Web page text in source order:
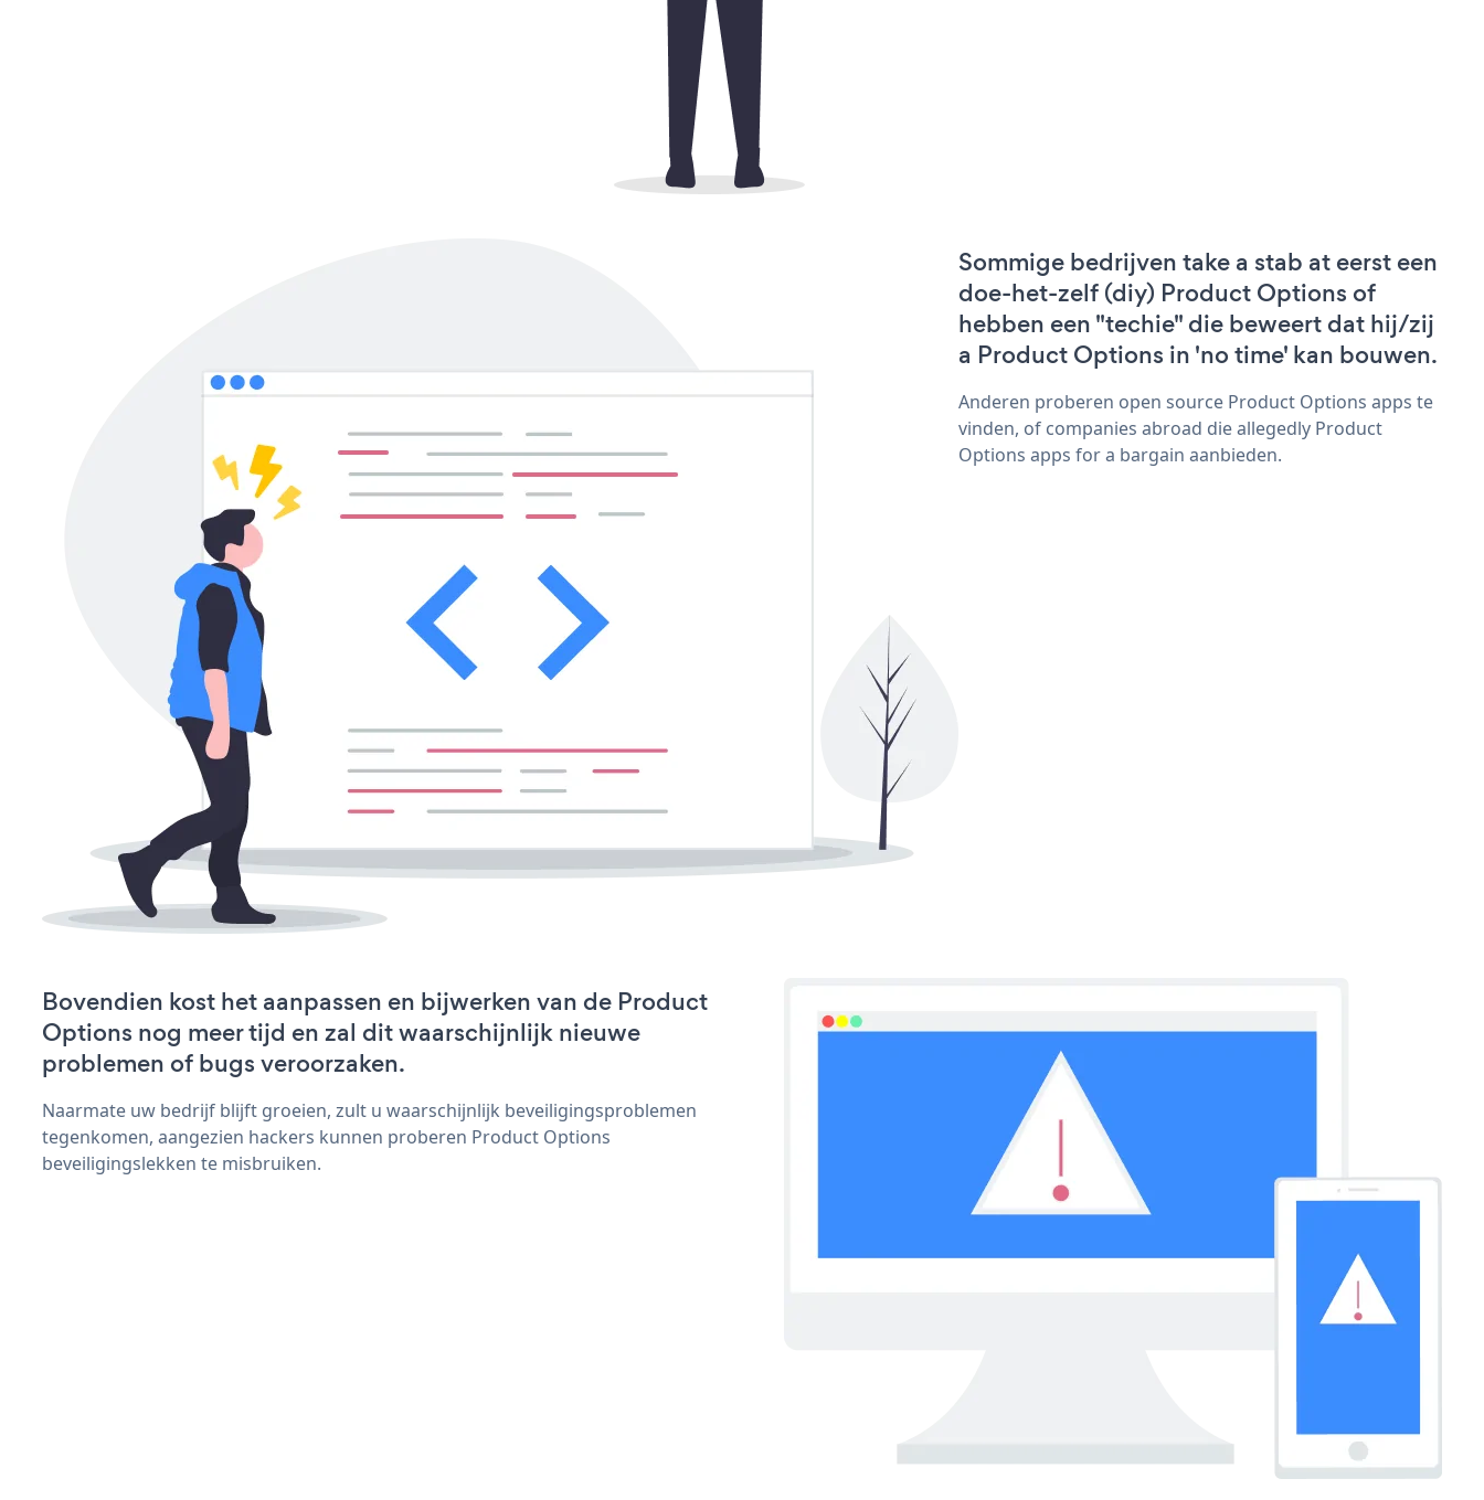
Sommige bedrijven take a stab at eerst een
doe-het-zelf (diy) Product Options of
hebben een "techie" die beweert dat hij/zij
a Product Options in 'no time' kan bouwen.
Anderen proberen open source Product Options apps te
vinden, of companies abroad die allegedly Product
Options apps for a bargain aanbieden.
Bovendien kost het aanpassen en bijwerken van de Product
Options nog meer tijd en zal dit waarschijnlijk nieuwe
problemen of bugs veroorzaken.
Naarmate uw bedrijf blijft groeien, zult u waarschijnlijk beveiligingsproblemen
tegenkomen, aangezien hackers kunnen proberen Product Options
beveiligingslekken te misbruiken.